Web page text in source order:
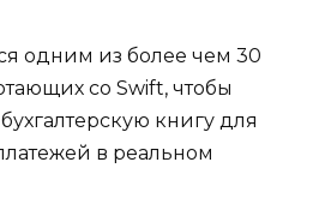
одним из более чем 30
со Swift, чтобы
книгу для
в реальном